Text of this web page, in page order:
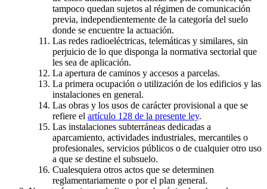
tampoco quedan sujetos al régimen de comunicación
previa, independientemente de la categoría del suelo
donde se encuentre la actuación.
Las redes radioeléctricas, telemáticas y similares, sin
perjuicio de lo que disponga la normativa sectorial que
les sea de aplicación.
La apertura de caminos y accesos a parcelas.
La primera ocupación o utilización de los edificios y las
instalaciones en general.
Las obras y los usos de carácter provisional a que se
refiere el artículo 128 de la presente ley.
Las instalaciones subterráneas dedicadas a
aparcamiento, actividades industriales, mercantiles o
profesionales, servicios públicos o de cualquier otro uso
a que se destine el subsuelo.
Cualesquiera otros actos que se determinen
reglamentariamente o por el plan general.